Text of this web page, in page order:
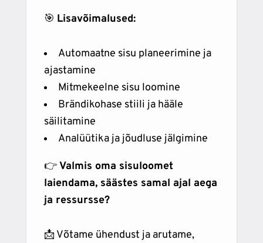
🎯 Lisavõimalused:
Automaatne sisu planeerimine ja
ajastamine
Mitmekeelne sisu loomine
Brändikohase stiili ja hääle
säilitamine
Analüütika ja jõudluse jälgimine
👉Valmis oma sisuloomet
laiendama, säästes samal ajal aega
ja ressursse?
📩 Võtame ühendust ja arutame,